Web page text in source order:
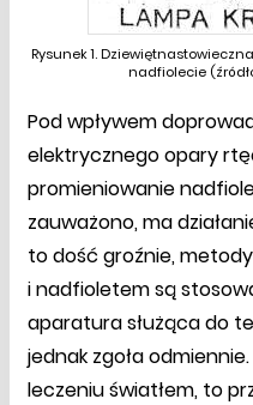
Rysunek 1.
nadfiolecie
Pod wpływem
elektrycznego opary
promieniowanie
zauważono, ma
to dość groźnie,
i nadfioletem są
aparatura służąca do
jednak zgoła
leczeniu światłem, to